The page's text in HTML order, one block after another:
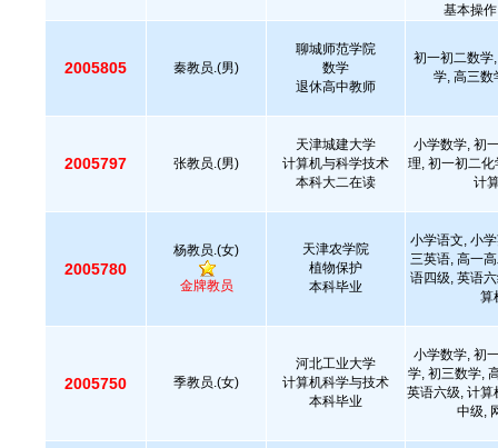
基本操
2005805 秦教员.(男)
聊城师范学院
数学
退休高中教师
初一初二数学
学, 高三数
2005797 张教员.(男)
天津城建大学
计算机与科学技术
本科大二在读
小学数学, 初
理, 初一初二
计
2005780
杨教员.(女)
金牌教员
天津农学院
植物保护
本科毕业
小学语文, 小
三英语, 高一
语四级, 英语
算
2005750 季教员.(女)
河北工业大学
计算机科学与技术
本科毕业
小学数学, 初
学, 初三数学,
英语六级, 计算
中级,